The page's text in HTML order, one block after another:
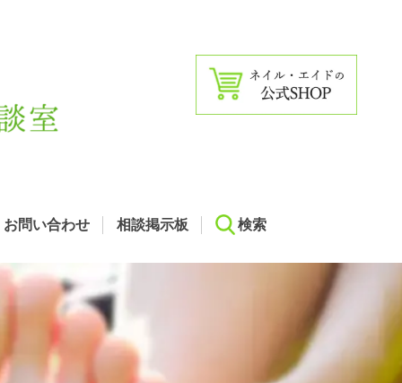
お問い合わせ 相談掲示板 検索